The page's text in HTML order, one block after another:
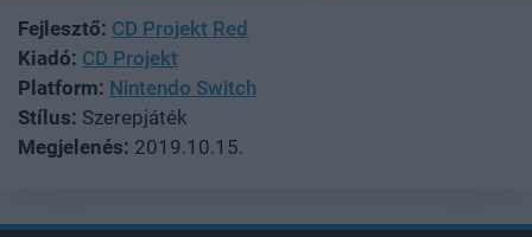
Fejlesztő: CD Projekt Red
Kiadó: CD Projekt
Platform: Nintendo Switch
Stílus: Szerepjáték
Megjelenés: 2019.10.15.